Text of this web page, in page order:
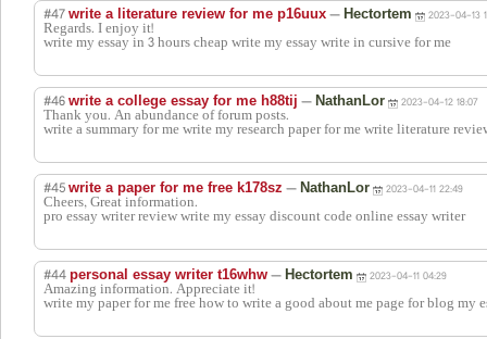
#47 write a literature review for me p16uux — Hectortem 2023-04-13
Regards. I enjoy it!
write my essay in 3 hours cheap write my essay write in cursive for me
#46 write a college essay for me h88tij — NathanLor 2023-04-12 18:07
Thank you. An abundance of forum posts.
write a summary for me write my research paper for me write literature
#45 write a paper for me free k178sz — NathanLor 2023-04-11 22:49
Cheers, Great information.
pro essay writer review write my essay discount code online essay writer
#44 personal essay writer t16whw — Hectortem 2023-04-11 04:29
Amazing information. Appreciate it!
write my paper for me free how to write a good about me page for blog my